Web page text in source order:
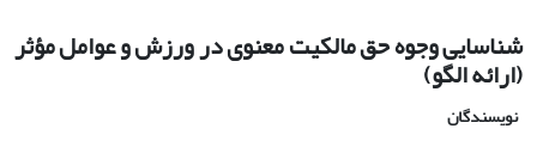
شناسایی وجوه حق مالکیت معنوی در ورزش و عوامل مؤثر
(ارائه الگو)
نویسندگان